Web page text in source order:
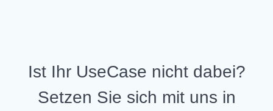
Ist Ihr UseCase nicht dabei?
Setzen Sie sich mit uns in